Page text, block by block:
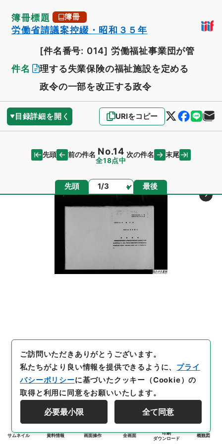
簿冊標題 簿冊
労働省請議案控綴・昭和３５年
件名
[件名番号: 014] 労働福祉事業団が管
理する失業保険の福祉施設を定める
政令の一部を改正する政令
目録詳細を開く URIをコピー
先頭 前の件名 No.14
全18点中
次の件名 末尾
先頭 ページ 最後
サムネイル 資料情報 画面操作 全画面
印刷
ダウンロード
概観図
ご訪問いただきありがとうございます。
私たちがより良い情報を提供できるように、 プライ
バシーポリシーに基づいたクッキー（Cookie）の
取得と利用に同意をお願いいたします。
必要最小限 全て同意